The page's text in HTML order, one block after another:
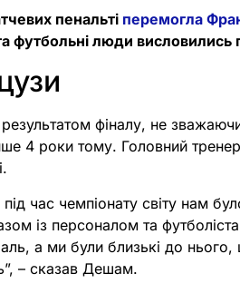
пенальті перемогла
футбольні люди
результатом фіналу, не
4 роки тому. Головний
час чемпіонату світу нам
із персоналом та
а ми були близькі до
– сказав Дешам.